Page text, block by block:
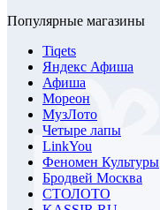
Популярные магазины
Tiqets
Яндекс Афиша
Афиша
Мореон
МузЛото
Четыре лапы
LinkYou
Феномен Культуры
Бродвей Москва
СТОЛОТО